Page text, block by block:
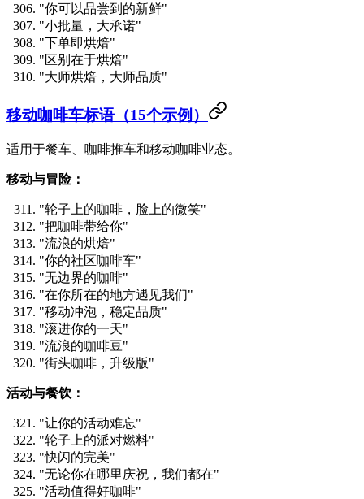
"你可以品尝到的新鲜"
"小批量，大承诺"
"下单即烘焙"
"区别在于烘焙"
"大师烘焙，大师品质"
移动咖啡车标语（15个示例）
适用于餐车、咖啡推车和移动咖啡业态。
移动与冒险：
"轮子上的咖啡，脸上的微笑"
"把咖啡带给你"
"流浪的烘焙"
"你的社区咖啡车"
"无边界的咖啡"
"在你所在的地方遇见我们"
"移动冲泡，稳定品质"
"滚进你的一天"
"流浪的咖啡豆"
"街头咖啡，升级版"
活动与餐饮：
"让你的活动难忘"
"轮子上的派对燃料"
"快闪的完美"
"无论你在哪里庆祝，我们都在"
"活动值得好咖啡"